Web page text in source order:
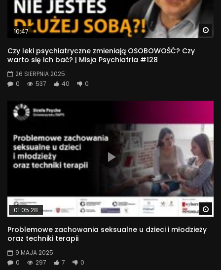
10:47
Czy leki psychiatryczne zmieniają OSOBOWOŚĆ? Czy
warto się ich bać? | Misja Psychiatria #128
26 SIERPNIA 2025
0
537 40 0
01:05:28
Problemowe zachowania seksualne u dzieci i młodzieży
oraz techniki terapii
9 MAJA 2025
0
297 7 0